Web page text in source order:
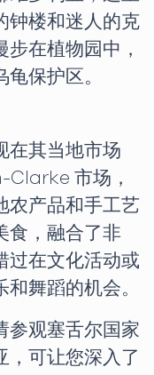
钟楼和迷人的克
在植物园中，
保护区。
在其当地市场
Clarke 市场，
农产品和手工艺
食，融合了非
过在文化活动或
舞蹈的机会。
参观塞舌尔国家
，可让您深入了